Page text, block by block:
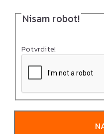
Nisam robot!
Potvrdite!